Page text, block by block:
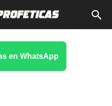
en WhatsApp